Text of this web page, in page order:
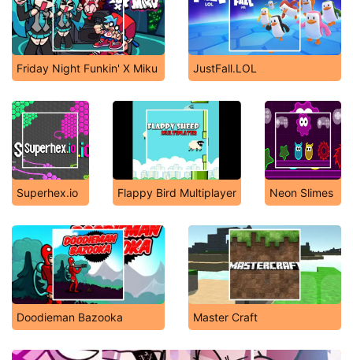
Friday Night Funkin' X Miku JustFall.LOL
Superhex.io Flappy Bird Multiplayer Neon Slimes
Doodieman Bazooka Master Craft